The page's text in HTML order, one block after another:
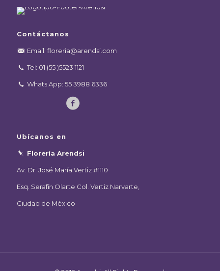
Contáctanos
Email: floreria@arendsi.com
Tel: 01 (55 )5523 1121
Whats App: 55 3988 6336
Ubícanos en
Florería Arendsi
Av. Dr. José María Vertiz #1110
Esq. Serafín Olarte Col. Vertiz Narvarte,
Ciudad de México